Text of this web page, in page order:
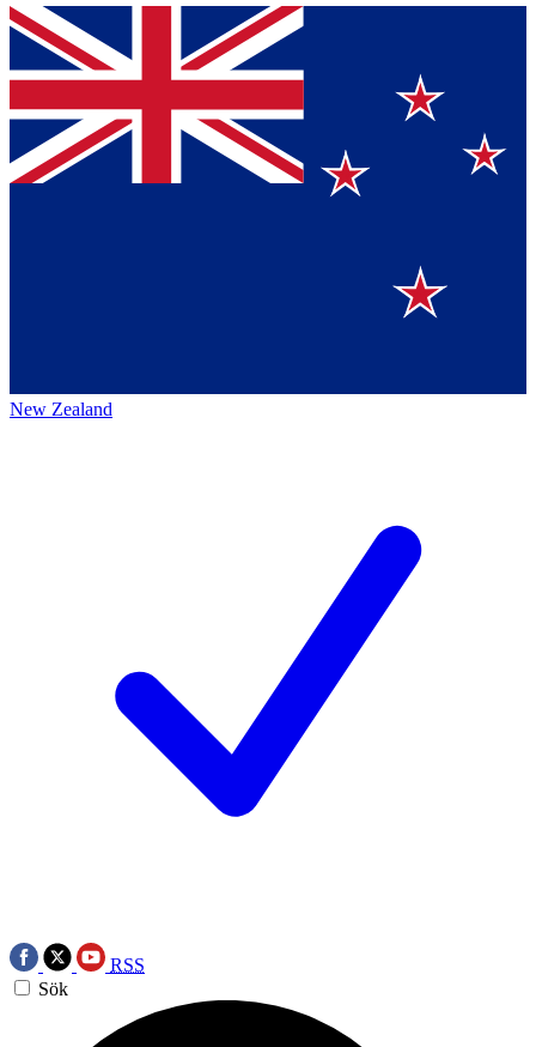
New Zealand
RSS
Sök